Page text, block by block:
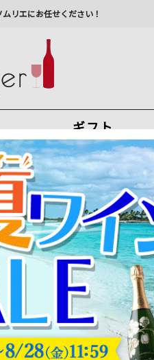
リエにお任せください！
ギフト
短8月7日(金)出荷
ついてはこちらをクリ
ます。最新情報は佐川急
ア トスカーナ 赤ワイン フルボ
ノリ”
リ 1995年 イタリア